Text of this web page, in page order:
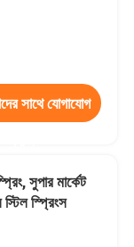
সাথে যোগাযোগ
সুপার মার্কেট
স্প্রিংস